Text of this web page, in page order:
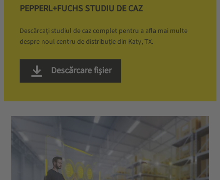
PEPPERL+FUCHS STUDIU DE CAZ
Descărcați studiul de caz complet pentru a afla mai multe
despre noul centru de distribuție din Katy, TX.
Descărcare fişier